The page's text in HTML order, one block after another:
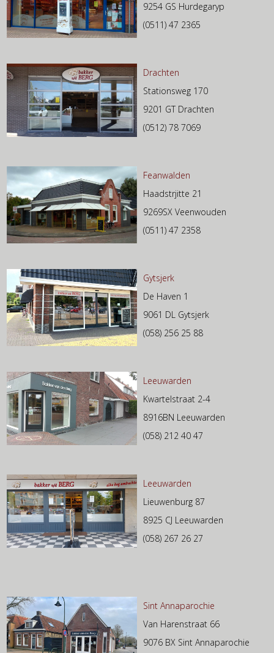
9254 GS Hurdegaryp
(0511) 47 2365
Drachten
Stationsweg 170
9201 GT Drachten
(0512) 78 7069
Feanwalden
Haadstrjitte 21
9269SX Veenwouden
(0511) 47 2358
Gytsjerk
De Haven 1
9061 DL Gytsjerk
(058) 256 25 88
Leeuwarden
Kwartelstraat 2-4
8916BN Leeuwarden
(058) 212 40 47
Leeuwarden
Lieuwenburg 87
8925 CJ Leeuwarden
(058) 267 26 27
Sint Annaparochie
Van Harenstraat 66
9076 BX Sint Annaparochie